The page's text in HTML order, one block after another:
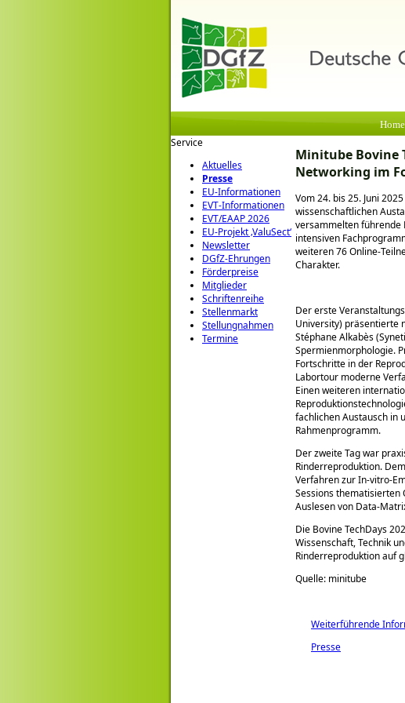
Home
Service
Aktuelles
Presse
EU-Informationen
EVT-Informationen
EVT/EAAP 2026
EU-Projekt ‚ValuSect‘
Newsletter
DGfZ-Ehrungen
Förderpreise
Mitglieder
Schriftenreihe
Stellenmarkt
Stellungnahmen
Termine
Minitube Bovine
Networking im
Vom 24. bis 25. Juni
wissenschaftlichen
versammelten führende
intensiven
weiteren 76 Online-
Charakter.
Der erste
University) präsentierte
Stéphane Alkabès
Spermienmorphologie.
Fortschritte in der
Labortour moderne
Einen weiteren
fachlichen Austausch in
Rahmenprogramm.
Der zweite Tag war
Rinderreproduktion.
Verfahren zur In-vitro-
Sessions thematisierten
Auslesen von Data-
Die Bovine TechDays
Wissenschaft, Technik
Rinderreproduktion auf
Quelle: minitube
Weiterführende
Presse